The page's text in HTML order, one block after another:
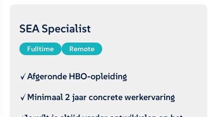
SEA Specialist
Fulltime Remote
Afgeronde HBO-opleiding
Minimaal 2 jaar concrete werkervaring